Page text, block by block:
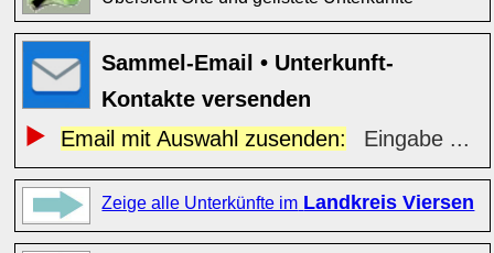
Sammel-Email • Unterkunft-
Kontakte versenden
Email mit Auswahl zusenden:
Eingabe ...
Zeige alle Unterkünfte im Landkreis Viersen